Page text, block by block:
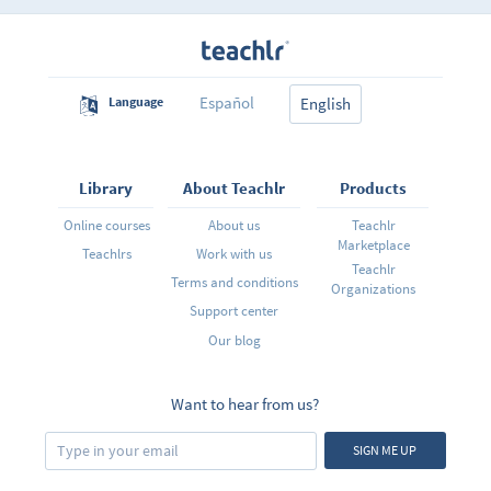
Language Español English
Library
Online courses
Teachlrs
About Teachlr
About us
Work with us
Terms and conditions
Support center
Our blog
Products
Teachlr
Marketplace
Teachlr
Organizations
Want to hear from us?
SIGN ME UP